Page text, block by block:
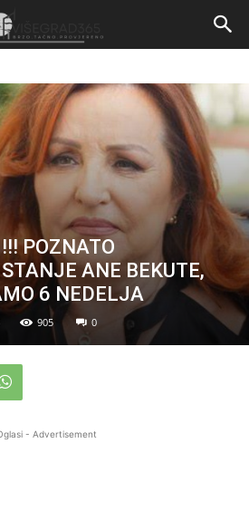
POZNATO
ANE BEKUTE,
6 NEDELJA
905 0
- Advertisement